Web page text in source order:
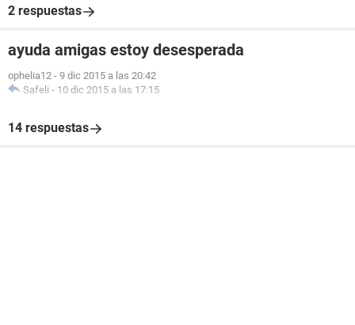
2 respuestas
ayuda amigas estoy desesperada
ophelia12 - 9 dic 2015 a las 20:42
Safeli - 10 dic 2015 a las 17:15
14 respuestas